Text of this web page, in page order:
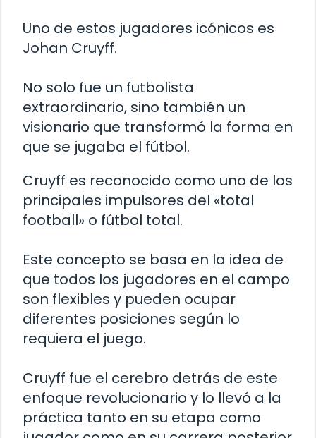
Uno de estos jugadores icónicos es
Johan Cruyff.
No solo fue un futbolista
extraordinario, sino también un
visionario que transformó la forma en
que se jugaba el fútbol.
Cruyff es reconocido como uno de los
principales impulsores del «total
football» o fútbol total.
Este concepto se basa en la idea de
que todos los jugadores en el campo
son flexibles y pueden ocupar
diferentes posiciones según lo
requiera el juego.
Cruyff fue el cerebro detrás de este
enfoque revolucionario y lo llevó a la
práctica tanto en su etapa como